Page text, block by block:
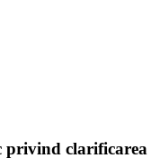
privind clarificarea